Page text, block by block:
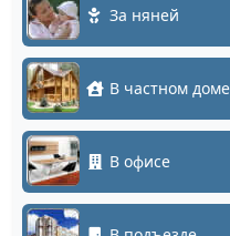
За няней
В частном доме
В офисе